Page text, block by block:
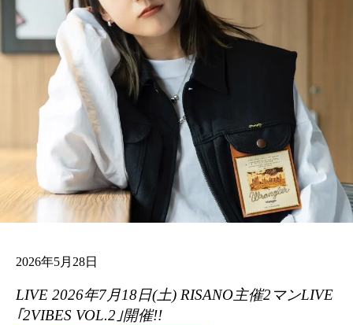
2026年5月28日
LIVE 2026年7月18日(土) RISANO主催2マンLIVE
｢2VIBES VOL.2｣開催!!